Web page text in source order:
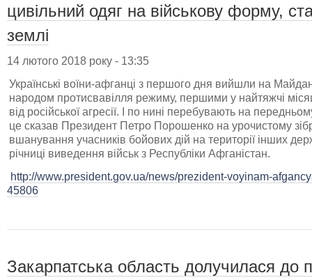
цивільний одяг на військову форму,
землі
14 лютого 2018 року - 13:35
Українські воїни-афганці з першого дня вийшли на
народом протисвавілля режиму, першими у найтяжчі
від російської агресії. І по нині перебувають на
це сказав Президент Петро Порошенко на урочистому
вшанування учасників бойових дій на території інших
річниці виведення військ з Республіки Афганістан.
http://www.president.gov.ua/news/prezident-voyinam-
45806
Закарпатська область долучилася до